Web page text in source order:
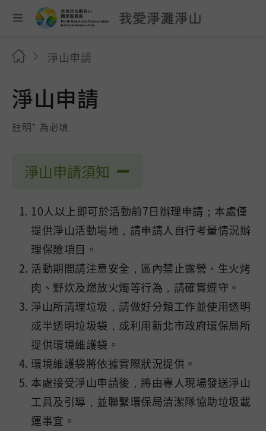
淨山申請
淨山申請
註明* 為必填
淨山申請須知
10人以上即可於活動前7日辦理申請；本處僅
提供淨山活動場地，請申請人自行考量情況辦
理保險項目。
活動期間請注意安全，區內禁止露營、生火烤
肉、野炊及燃放火燭等行為，請確實遵守。
淨山所清理垃圾，請做好分類工作並使用透明
或半透明垃圾袋，或利用新北市政府環保局所
提供環境維護袋。
環境維護袋將依據實際狀況提供。
本處接受淨山申請後，將由專人現場發送淨山
工具及引導，並聯繫環保局清潔隊協助垃圾載
運事宜。